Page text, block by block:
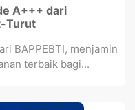
A+++ dari
Turut
BAPPEBTI, menjamin
terbaik bagi...